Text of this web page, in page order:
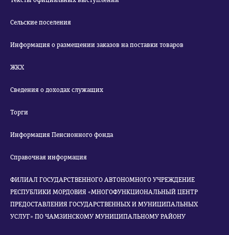
Сельские поселения
Информация о размещении заказов на поставки товаров
ЖКХ
Сведения о доходах служащих
Торги
Информация Пенсионного фонда
Справочная информация
ФИЛИАЛ ГОСУДАРСТВЕННОГО АВТОНОМНОГО УЧРЕЖДЕНИЕ
РЕСПУБЛИКИ МОРДОВИЯ «МНОГОФУНКЦИОНАЛЬНЫЙ ЦЕНТР
ПРЕДОСТАВЛЕНИЯ ГОСУДАРСТВЕННЫХ И МУНИЦИПАЛЬНЫХ
УСЛУГ» ПО ЧАМЗИНСКОМУ МУНИЦИПАЛЬНОМУ РАЙОНУ